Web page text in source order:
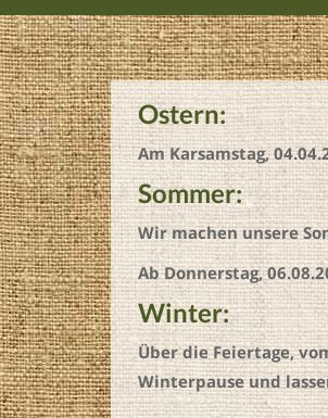
Ostern:
Am Karsamstag,
Sommer:
Wir machen unsere
Ab Donnerstag,
Winter:
Über die Feiertage,
Winterpause und